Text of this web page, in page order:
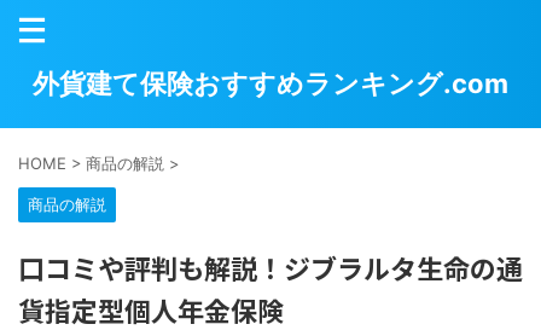
外貨建て保険おすすめランキング.com
HOME > 商品の解説 >
商品の解説
口コミや評判も解説！ジブラルタ生命の通
貨指定型個人年金保険